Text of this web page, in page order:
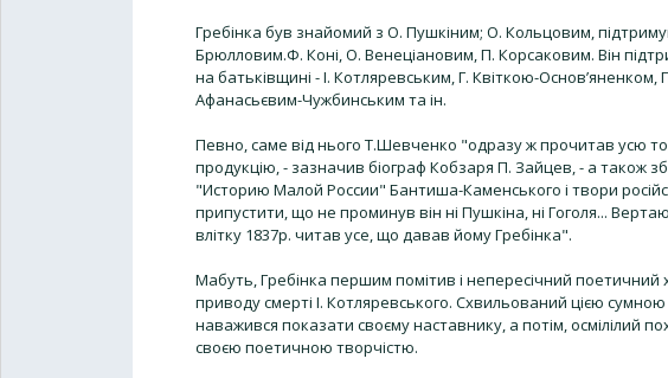
Гребінка був знайомий з О. Пушкіним; О. Кольцовим,
Брюлловим.Ф. Коні, О. Венеціановим, П. Корсаковим. Він
на батьківщині - І. Котляревським, Г. Квіткою-
Афанасьєвим-Чужбинським та ін.
Певно, саме від нього Т.Шевченко "одразу ж прочитав усю
продукцію, - зазначив біограф Кобзаря П. Зайцев, - а також
"Историю Малой России" Бантиша-Каменського і твори
припустити, що не проминув він ні Пушкіна, ні Гоголя...
влітку 1837р. читав усе, що давав йому Гребінка".
Мабуть, Гребінка першим помітив і непересічний
приводу смерті І. Котляревського. Схвильований цією
наважився показати своєму наставнику, а потім, осмілілий
своєю поетичною творчістю.